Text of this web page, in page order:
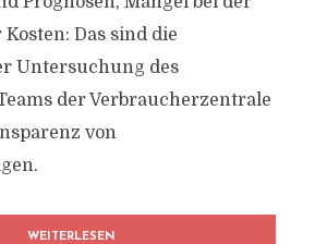
Das sind die
Untersuchung des
der Verbraucherzentrale
von
WEITERLESEN